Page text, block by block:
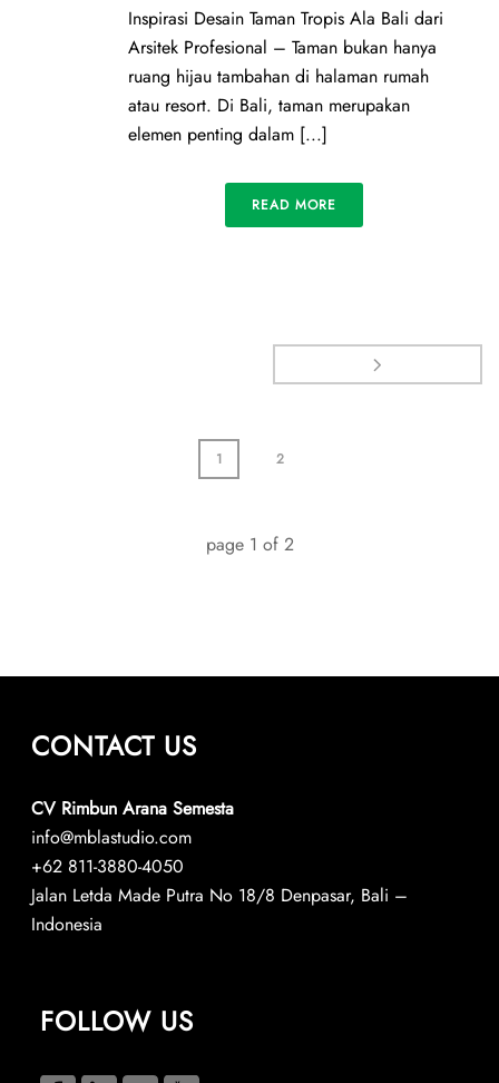
Inspirasi Desain Taman Tropis Ala Bali dari
Arsitek Profesional – Taman bukan hanya
ruang hijau tambahan di halaman rumah
atau resort. Di Bali, taman merupakan
elemen penting dalam [...]
READ MORE
1 2
page 1 of 2
CONTACT US
CV Rimbun Arana Semesta
info@mblastudio.com
+62 811-3880-4050
Jalan Letda Made Putra No 18/8 Denpasar, Bali –
Indonesia
FOLLOW US